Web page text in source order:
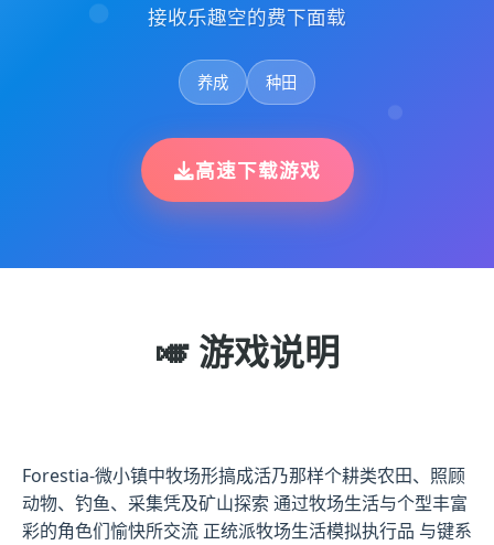
接收乐趣空的费下面载
养成 种田
高速下载游戏
🎺 游戏说明
Forestia-微小镇中牧场形搞成活乃那样个耕类农田、照顾
动物、钓鱼、采集凭及矿山探索 通过牧场生活与个型丰富
彩的角色们愉快所交流 正统派牧场生活模拟执行品 与键系